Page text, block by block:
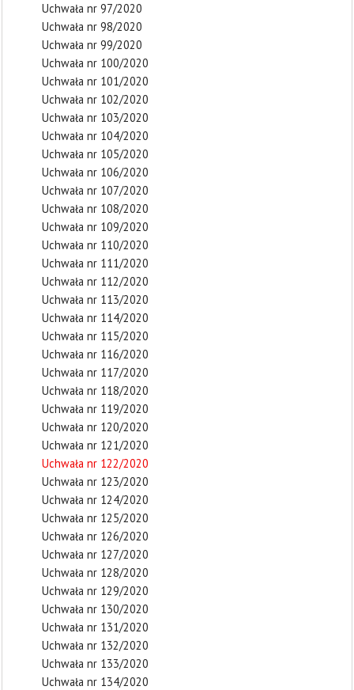
Uchwała nr 97/2020
Uchwała nr 98/2020
Uchwała nr 99/2020
Uchwała nr 100/2020
Uchwała nr 101/2020
Uchwała nr 102/2020
Uchwała nr 103/2020
Uchwała nr 104/2020
Uchwała nr 105/2020
Uchwała nr 106/2020
Uchwała nr 107/2020
Uchwała nr 108/2020
Uchwała nr 109/2020
Uchwała nr 110/2020
Uchwała nr 111/2020
Uchwała nr 112/2020
Uchwała nr 113/2020
Uchwała nr 114/2020
Uchwała nr 115/2020
Uchwała nr 116/2020
Uchwała nr 117/2020
Uchwała nr 118/2020
Uchwała nr 119/2020
Uchwała nr 120/2020
Uchwała nr 121/2020
Uchwała nr 122/2020
Uchwała nr 123/2020
Uchwała nr 124/2020
Uchwała nr 125/2020
Uchwała nr 126/2020
Uchwała nr 127/2020
Uchwała nr 128/2020
Uchwała nr 129/2020
Uchwała nr 130/2020
Uchwała nr 131/2020
Uchwała nr 132/2020
Uchwała nr 133/2020
Uchwała nr 134/2020